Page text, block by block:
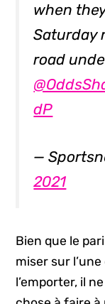
when
Saturday
road
dP
—
2021
Bien que le
miser sur
l’emporter, il